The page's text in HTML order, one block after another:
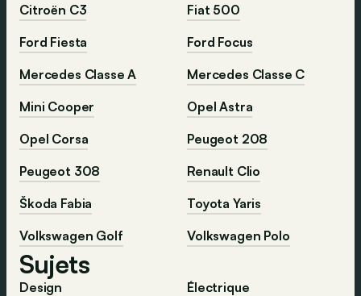
Citroën C3
Fiat 500
Ford Fiesta
Ford Focus
Mercedes Classe A
Mercedes Classe C
Mini Cooper
Opel Astra
Opel Corsa
Peugeot 208
Peugeot 308
Renault Clio
Škoda Fabia
Toyota Yaris
Volkswagen Golf
Volkswagen Polo
Sujets
Design
Électrique